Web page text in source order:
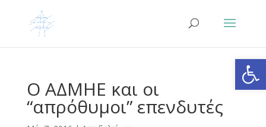
Ο ΑΔΜΗΕ και οι
“απρόθυμοι” επενδυτές